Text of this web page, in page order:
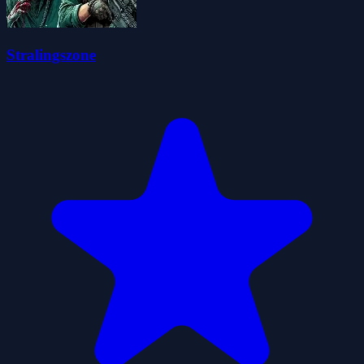
Stralingszone